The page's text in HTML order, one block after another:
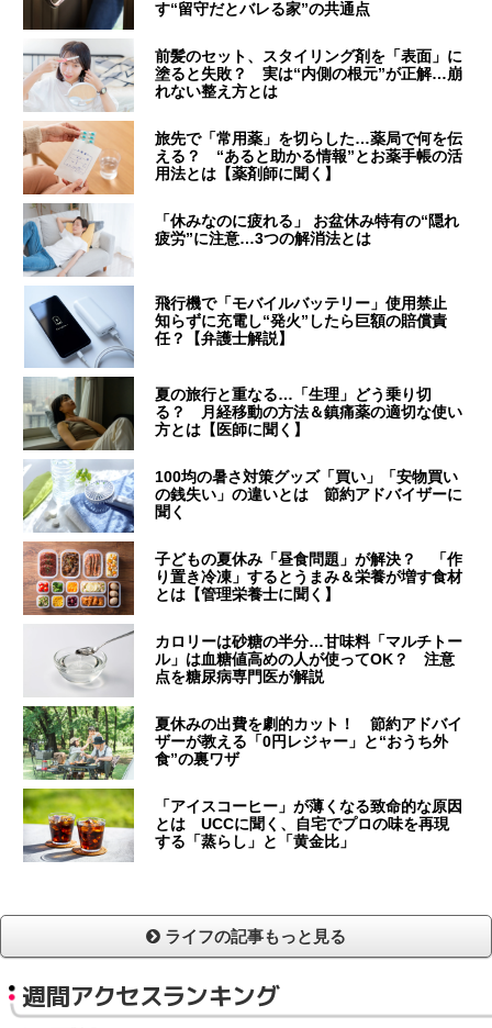
す“留守だとバレる家”の共通点
前髪のセット、スタイリング剤を「表面」に
塗ると失敗？ 実は“内側の根元”が正解…崩
れない整え方とは
旅先で「常用薬」を切らした…薬局で何を伝
える？ “あると助かる情報”とお薬手帳の活
用法とは【薬剤師に聞く】
「休みなのに疲れる」 お盆休み特有の“隠れ
疲労”に注意…3つの解消法とは
飛行機で「モバイルバッテリー」使用禁止
知らずに充電し“発火”したら巨額の賠償責
任？【弁護士解説】
夏の旅行と重なる…「生理」どう乗り切
る？ 月経移動の方法＆鎮痛薬の適切な使い
方とは【医師に聞く】
100均の暑さ対策グッズ「買い」「安物買い
の銭失い」の違いとは 節約アドバイザーに
聞く
子どもの夏休み「昼食問題」が解決？ 「作
り置き冷凍」するとうまみ＆栄養が増す食材
とは【管理栄養士に聞く】
カロリーは砂糖の半分…甘味料「マルチトー
ル」は血糖値高めの人が使ってOK？ 注意
点を糖尿病専門医が解説
夏休みの出費を劇的カット！ 節約アドバイ
ザーが教える「0円レジャー」と“おうち外
食”の裏ワザ
「アイスコーヒー」が薄くなる致命的な原因
とは UCCに聞く、自宅でプロの味を再現
する「蒸らし」と「黄金比」
ライフの記事もっと見る
週間アクセスランキング